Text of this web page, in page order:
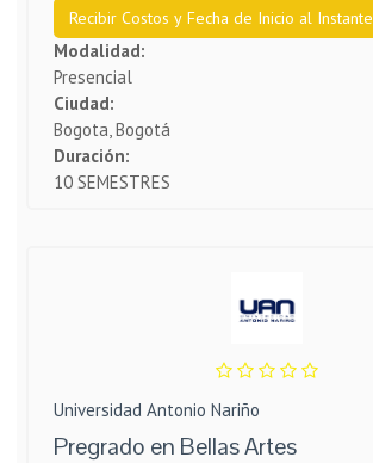
Recibir Costos y Fecha de Inicio al Instante
Modalidad:
Presencial
Ciudad:
Bogota, Bogotá
Duración:
10 SEMESTRES
Universidad Antonio Nariño
Pregrado en Bellas Artes